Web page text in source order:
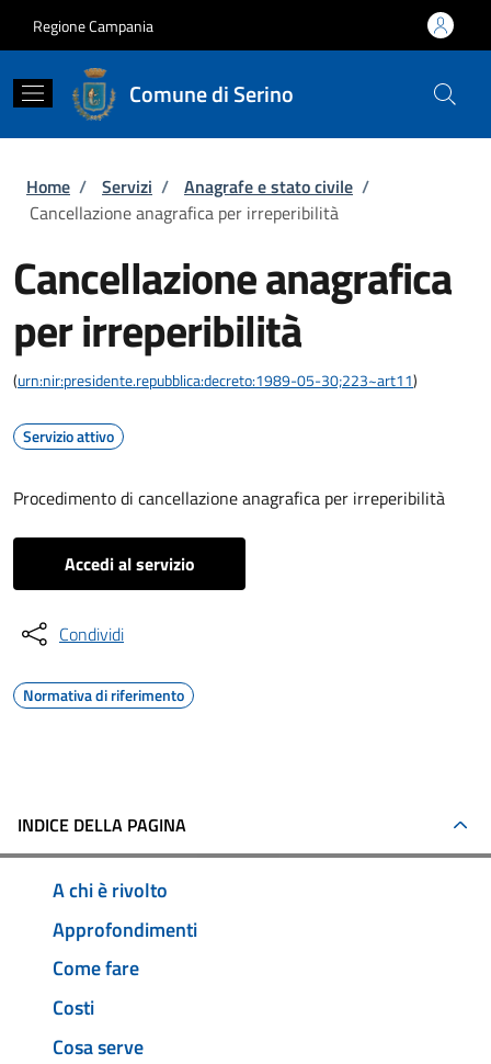
Regione Campania
Comune di Serino
Briciole di pane
Home / Servizi / Anagrafe e stato civile /
Cancellazione anagrafica per irreperibilità
Cancellazione anagrafica
per irreperibilità
(urn:nir:presidente.repubblica:decreto:1989-05-30;223~art11)
Servizio attivo
Procedimento di cancellazione anagrafica per irreperibilità
Accedi al servizio
Condividi
Normativa di riferimento
INDICE DELLA PAGINA
A chi è rivolto
Approfondimenti
Come fare
Costi
Cosa serve